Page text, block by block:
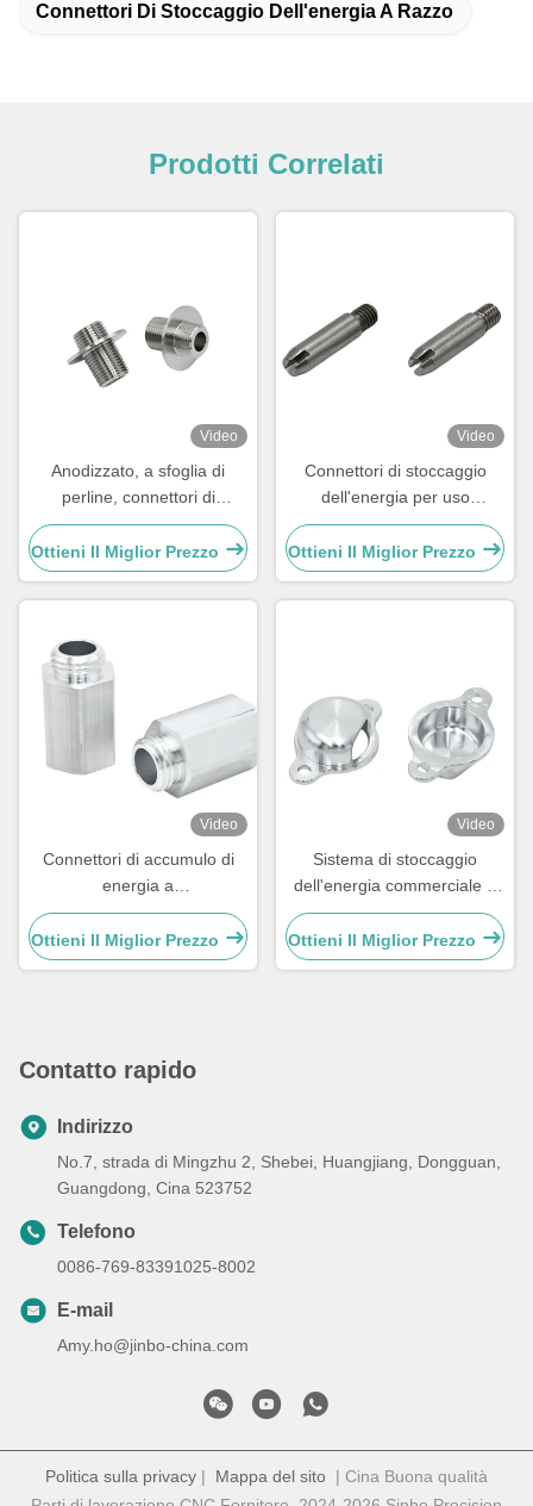
Connettori Di Stoccaggio Dell'energia A Razzo
Prodotti Correlati
Video
Anodizzato, a sfoglia di
perline, connettori di
stoccaggio dell'energia dello
schermo di seta
Ottieni Il Miglior Prezzo
Video
Connettori di stoccaggio
dell'energia per uso
commerciale e industriale
con pin di spazzolatura,
verniciatura e rivestimento in
polvere
Ottieni Il Miglior Prezzo
Video
Connettori di accumulo di
energia a
laser/incisione/incisione
Ottieni Il Miglior Prezzo
Video
Sistema di stoccaggio
dell'energia commerciale e
industriale
Ottieni Il Miglior Prezzo
Contatto rapido
Indirizzo
No.7, strada di Mingzhu 2, Shebei, Huangjiang, Dongguan,
Guangdong, Cina 523752
Telefono
0086-769-83391025-8002
E-mail
Amy.ho@jinbo-china.com
Politica sulla privacy | Mappa del sito | Cina Buona qualità